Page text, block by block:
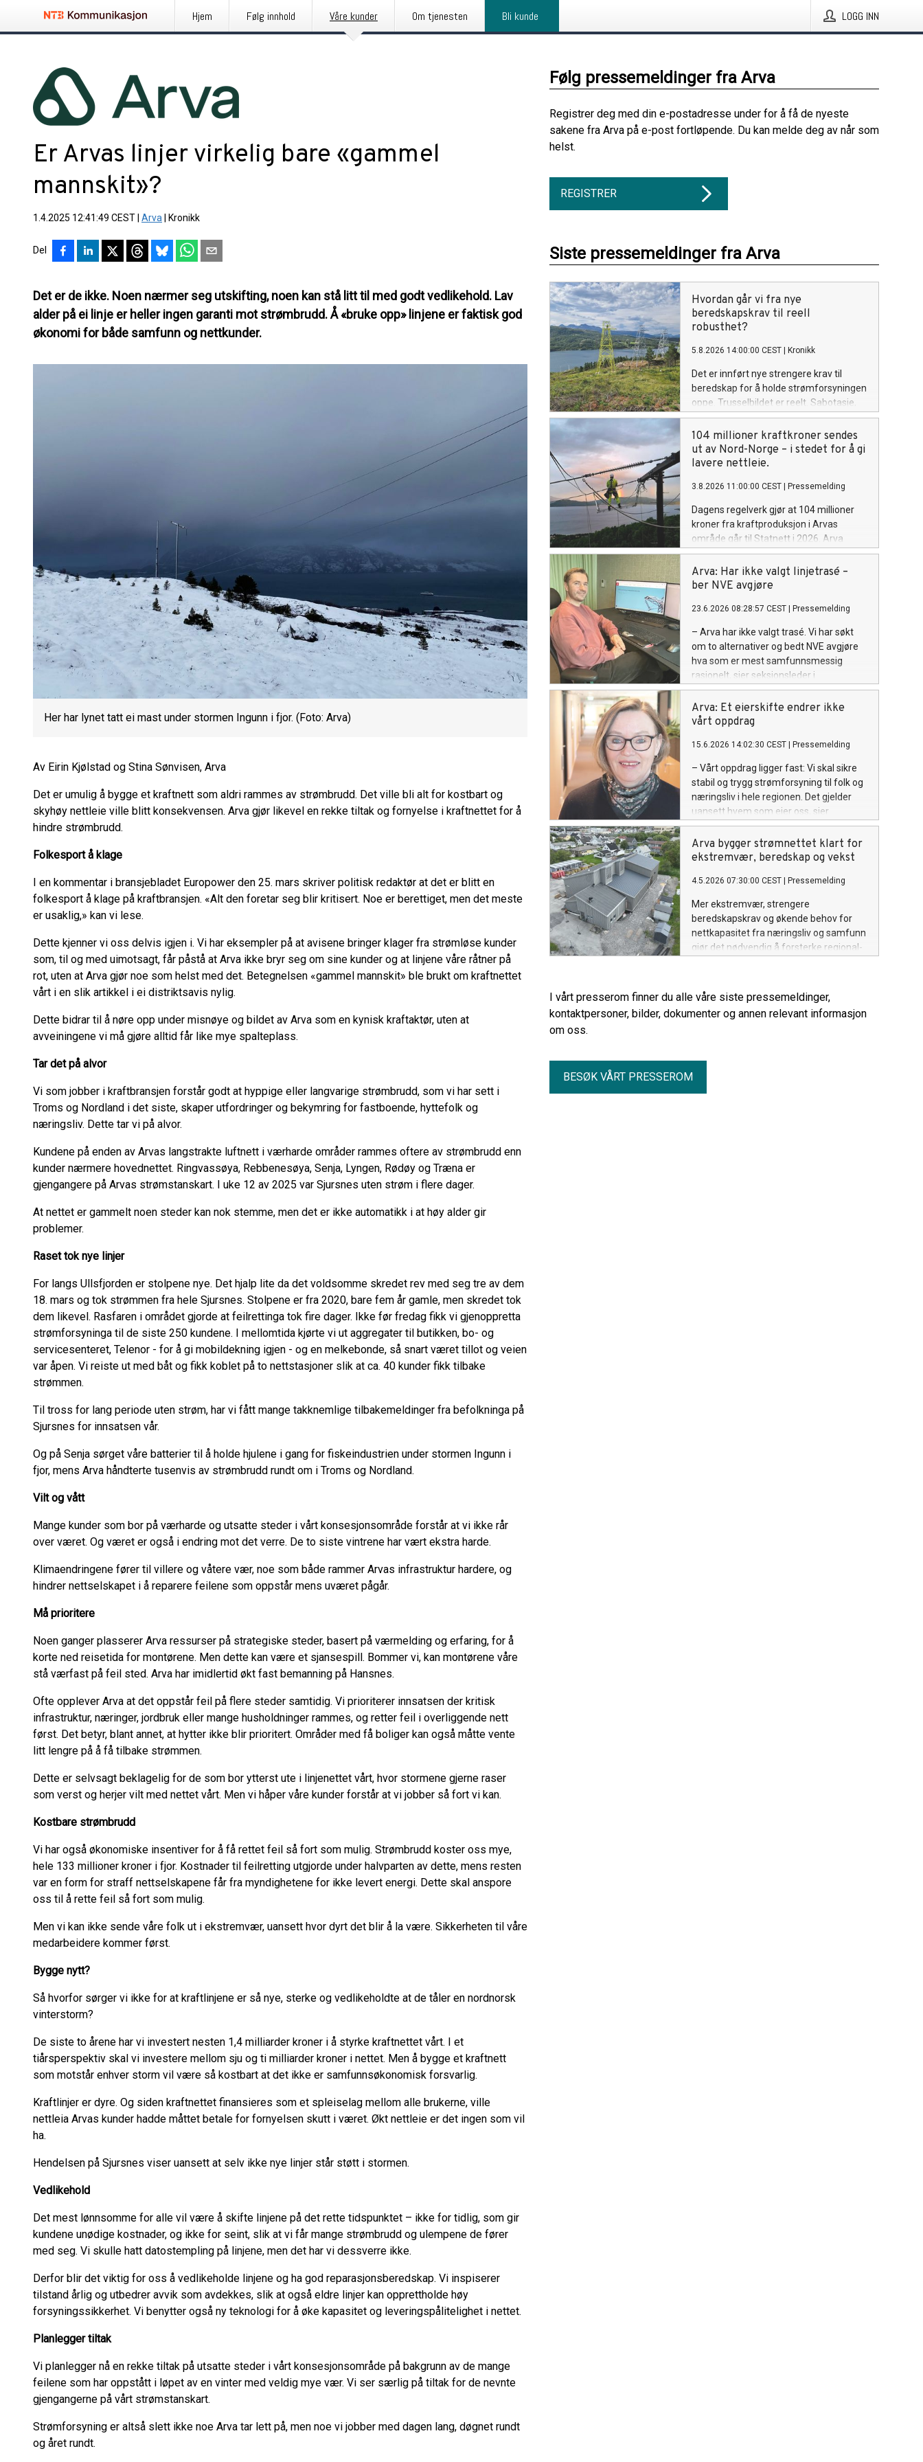
Hjem Følg innhold Våre kunder Om tjenesten Bli kunde LOGG INN
Er Arvas linjer virkelig bare «gammel
mannskit»?
1.4.2025 12:41:49 CEST Arva Kronikk
Del
Det er de ikke. Noen nærmer seg utskifting, noen kan stå litt til med godt vedlikehold. Lav
alder på ei linje er heller ingen garanti mot strømbrudd. Å «bruke opp» linjene er faktisk god
økonomi for både samfunn og nettkunder.
Her har lynet tatt ei mast under stormen Ingunn i fjor. (Foto: Arva)
Av Eirin Kjølstad og Stina Sønvisen, Arva
Det er umulig å bygge et kraftnett som aldri rammes av strømbrudd. Det ville bli alt for kostbart og
skyhøy nettleie ville blitt konsekvensen. Arva gjør likevel en rekke tiltak og fornyelse i kraftnettet for å
hindre strømbrudd.
Folkesport å klage
I en kommentar i bransjebladet Europower den 25. mars skriver politisk redaktør at det er blitt en
folkesport å klage på kraftbransjen. «Alt den foretar seg blir kritisert. Noe er berettiget, men det meste
er usaklig,» kan vi lese.
Dette kjenner vi oss delvis igjen i. Vi har eksempler på at avisene bringer klager fra strømløse kunder
som, til og med uimotsagt, får påstå at Arva ikke bryr seg om sine kunder og at linjene våre råtner på
rot, uten at Arva gjør noe som helst med det. Betegnelsen «gammel mannskit» ble brukt om kraftnettet
vårt i en slik artikkel i ei distriktsavis nylig.
Dette bidrar til å nøre opp under misnøye og bildet av Arva som en kynisk kraftaktør, uten at
avveiningene vi må gjøre alltid får like mye spalteplass.
Tar det på alvor
Vi som jobber i kraftbransjen forstår godt at hyppige eller langvarige strømbrudd, som vi har sett i
Troms og Nordland i det siste, skaper utfordringer og bekymring for fastboende, hyttefolk og
næringsliv. Dette tar vi på alvor.
Kundene på enden av Arvas langstrakte luftnett i værharde områder rammes oftere av strømbrudd enn
kunder nærmere hovednettet. Ringvassøya, Rebbenesøya, Senja, Lyngen, Rødøy og Træna er
gjengangere på Arvas strømstanskart. I uke 12 av 2025 var Sjursnes uten strøm i flere dager.
At nettet er gammelt noen steder kan nok stemme, men det er ikke automatikk i at høy alder gir
problemer.
Raset tok nye linjer
For langs Ullsfjorden er stolpene nye. Det hjalp lite da det voldsomme skredet rev med seg tre av dem
18. mars og tok strømmen fra hele Sjursnes. Stolpene er fra 2020, bare fem år gamle, men skredet tok
dem likevel. Rasfaren i området gjorde at feilrettinga tok fire dager. Ikke før fredag fikk vi gjenoppretta
strømforsyninga til de siste 250 kundene. I mellomtida kjørte vi ut aggregater til butikken, bo- og
servicesenteret, Telenor - for å gi mobildekning igjen - og en melkebonde, så snart været tillot og veien
var åpen. Vi reiste ut med båt og fikk koblet på to nettstasjoner slik at ca. 40 kunder fikk tilbake
strømmen.
Til tross for lang periode uten strøm, har vi fått mange takknemlige tilbakemeldinger fra befolkninga på
Sjursnes for innsatsen vår.
Og på Senja sørget våre batterier til å holde hjulene i gang for fiskeindustrien under stormen Ingunn i
fjor, mens Arva håndterte tusenvis av strømbrudd rundt om i Troms og Nordland.
Vilt og vått
Mange kunder som bor på værharde og utsatte steder i vårt konsesjonsområde forstår at vi ikke rår
over været. Og været er også i endring mot det verre. De to siste vintrene har vært ekstra harde.
Klimaendringene fører til villere og våtere vær, noe som både rammer Arvas infrastruktur hardere, og
hindrer nettselskapet i å reparere feilene som oppstår mens uværet pågår.
Må prioritere
Noen ganger plasserer Arva ressurser på strategiske steder, basert på værmelding og erfaring, for å
korte ned reisetida for montørene. Men dette kan være et sjansespill. Bommer vi, kan montørene våre
stå værfast på feil sted. Arva har imidlertid økt fast bemanning på Hansnes.
Ofte opplever Arva at det oppstår feil på flere steder samtidig. Vi prioriterer innsatsen der kritisk
infrastruktur, næringer, jordbruk eller mange husholdninger rammes, og retter feil i overliggende nett
først. Det betyr, blant annet, at hytter ikke blir prioritert. Områder med få boliger kan også måtte vente
litt lengre på å få tilbake strømmen.
Dette er selvsagt beklagelig for de som bor ytterst ute i linjenettet vårt, hvor stormene gjerne raser
som verst og herjer vilt med nettet vårt. Men vi håper våre kunder forstår at vi jobber så fort vi kan.
Kostbare strømbrudd
Vi har også økonomiske insentiver for å få rettet feil så fort som mulig. Strømbrudd koster oss mye,
hele 133 millioner kroner i fjor. Kostnader til feilretting utgjorde under halvparten av dette, mens resten
var en form for straff nettselskapene får fra myndighetene for ikke levert energi. Dette skal anspore
oss til å rette feil så fort som mulig.
Men vi kan ikke sende våre folk ut i ekstremvær, uansett hvor dyrt det blir å la være. Sikkerheten til våre
medarbeidere kommer først.
Bygge nytt?
Så hvorfor sørger vi ikke for at kraftlinjene er så nye, sterke og vedlikeholdte at de tåler en nordnorsk
vinterstorm?
De siste to årene har vi investert nesten 1,4 milliarder kroner i å styrke kraftnettet vårt. I et
tiårsperspektiv skal vi investere mellom sju og ti milliarder kroner i nettet. Men å bygge et kraftnett
som motstår enhver storm vil være så kostbart at det ikke er samfunnsøkonomisk forsvarlig.
Kraftlinjer er dyre. Og siden kraftnettet finansieres som et spleiselag mellom alle brukerne, ville
nettleia Arvas kunder hadde måttet betale for fornyelsen skutt i været. Økt nettleie er det ingen som vil
ha.
Hendelsen på Sjursnes viser uansett at selv ikke nye linjer står støtt i stormen.
Vedlikehold
Det mest lønnsomme for alle vil være å skifte linjene på det rette tidspunktet – ikke for tidlig, som gir
kundene unødige kostnader, og ikke for seint, slik at vi får mange strømbrudd og ulempene de fører
med seg. Vi skulle hatt datostempling på linjene, men det har vi dessverre ikke.
Derfor blir det viktig for oss å vedlikeholde linjene og ha god reparasjonsberedskap. Vi inspiserer
tilstand årlig og utbedrer avvik som avdekkes, slik at også eldre linjer kan opprettholde høy
forsyningssikkerhet. Vi benytter også ny teknologi for å øke kapasitet og leveringspålitelighet i nettet.
Planlegger tiltak
Vi planlegger nå en rekke tiltak på utsatte steder i vårt konsesjonsområde på bakgrunn av de mange
feilene som har oppstått i løpet av en vinter med veldig mye vær. Vi ser særlig på tiltak for de nevnte
gjengangerne på vårt strømstanskart.
Strømforsyning er altså slett ikke noe Arva tar lett på, men noe vi jobber med dagen lang, døgnet rundt
og året rundt.
Følg pressemeldinger fra Arva
Registrer deg med din e-postadresse under for å få de nyeste
sakene fra Arva på e-post fortløpende. Du kan melde deg av når som
helst.
REGISTRER
Siste pressemeldinger fra Arva
Hvordan går vi fra nye
beredskapskrav til reell
robusthet?
5.8.2026 14:00:00 CEST Kronikk
Det er innført nye strengere krav til
beredskap for å holde strømforsyningen
oppe. Trusselbildet er reelt. Sabotasje,
cyberangrep, ekstremvær og en mer
urolig geopolitikk har flyttet beredskap
fra teori til hverdag. Det som nå gjenstår,
er det vanskeligste. Nå må vi gå fra krav
104 millioner kraftkroner sendes
ut av Nord-Norge – i stedet for å gi
lavere nettleie.
3.8.2026 11:00:00 CEST Pressemelding
Dagens regelverk gjør at 104 millioner
kroner fra kraftproduksjon i Arvas
område går til Statnett i 2026. Arva
mener pengene i stedet burde bli
værende i Nord-Norge og komme
kundene til gode via lavere nettleie.
Arva: Har ikke valgt linjetrasé –
ber NVE avgjøre
23.6.2026 08:28:57 CEST Pressemelding
– Arva har ikke valgt trasé. Vi har søkt
om to alternativer og bedt NVE avgjøre
hva som er mest samfunnsmessig
rasjonelt, sier seksjonsleder i
nettstrategi i Arva, Bjørn B. Pedersen.
Arva: Et eierskifte endrer ikke
vårt oppdrag
15.6.2026 14:02:30 CEST Pressemelding
– Vårt oppdrag ligger fast: Vi skal sikre
stabil og trygg strømforsyning til folk og
næringsliv i hele regionen. Det gjelder
uansett hvem som eier oss, sier
administrerende direktør Eirin Kjølstad.
Arva bygger strømnettet klart for
ekstremvær, beredskap og vekst
4.5.2026 07:30:00 CEST Pressemelding
Mer ekstremvær, strengere
beredskapskrav og økende behov for
nettkapasitet fra næringsliv og samfunn
gjør det nødvendig å forsterke regional-
millioner kroner i strømnettet.
I vårt presserom finner du alle våre siste pressemeldinger,
kontaktpersoner, bilder, dokumenter og annen relevant informasjon
om oss.
BESØK VÅRT PRESSEROM